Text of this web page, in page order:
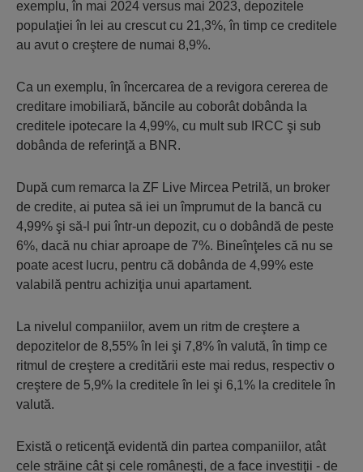
exemplu, în mai 2024 versus mai 2023, depozitele
populaţiei în lei au crescut cu 21,3%, în timp ce creditele
au avut o creştere de numai 8,9%.
Ca un exemplu, în încercarea de a revigora cererea de
creditare imobiliară, băncile au coborât dobânda la
creditele ipotecare la 4,99%, cu mult sub IRCC şi sub
dobânda de referinţă a BNR.
După cum remarca la ZF Live Mircea Petrilă, un broker
de credite, ai putea să iei un împrumut de la bancă cu
4,99% şi să-l pui într-un depozit, cu o dobândă de peste
6%, dacă nu chiar aproape de 7%. Bineînţeles că nu se
poate acest lucru, pentru că dobânda de 4,99% este
valabilă pentru achiziţia unui apartament.
La nivelul companiilor, avem un ritm de creştere a
depozitelor de 8,55% în lei şi 7,8% în valută, în timp ce
ritmul de creştere a creditării este mai redus, respectiv o
creştere de 5,9% la creditele în lei şi 6,1% la creditele în
valută.
Există o reticenţă evidentă din partea companiilor, atât
cele străine cât şi cele româneşti, de a face investiţii - de